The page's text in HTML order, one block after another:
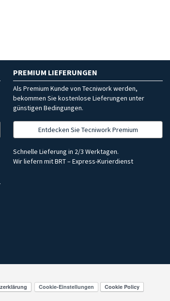
PREMIUM LIEFERUNGEN
Als Premium Kunde von Tecniwork werden,
bekommen Sie kostenlose Lieferungen unter
günstigen Bedingungen.
Entdecken Sie Tecniwork Premium
Schnelle Lieferung in 2/3 Werktagen.
Wir liefern mit BRT – Express-Kurierdienst
Cookie-Einstellungen